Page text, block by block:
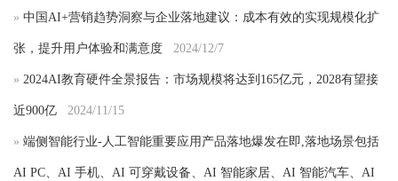
» 中国AI+营销趋势洞察与企业落地建议：成本有效的实现规模化扩
张，提升用户体验和满意度 2024/12/7
» 2024AI教育硬件全景报告：市场规模将达到165亿元，2028有望接
近900亿 2024/11/15
» 端侧智能行业-人工智能重要应用产品落地爆发在即,落地场景包括
AI PC、AI 手机、AI 可穿戴设备、AI 智能家居、AI 智能汽车、AI